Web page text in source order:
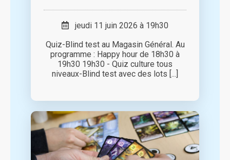
jeudi 11 juin 2026 à 19h30
Quiz-Blind test au Magasin Général. Au
programme : Happy hour de 18h30 à
19h30 19h30 - Quiz culture tous
niveaux-Blind test avec des lots [...]